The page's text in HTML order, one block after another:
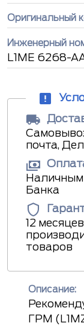
Оригинальный
Инженерный
L1ME 6268-
почта,
Банка
12
товаров
Описание:
ГРМ